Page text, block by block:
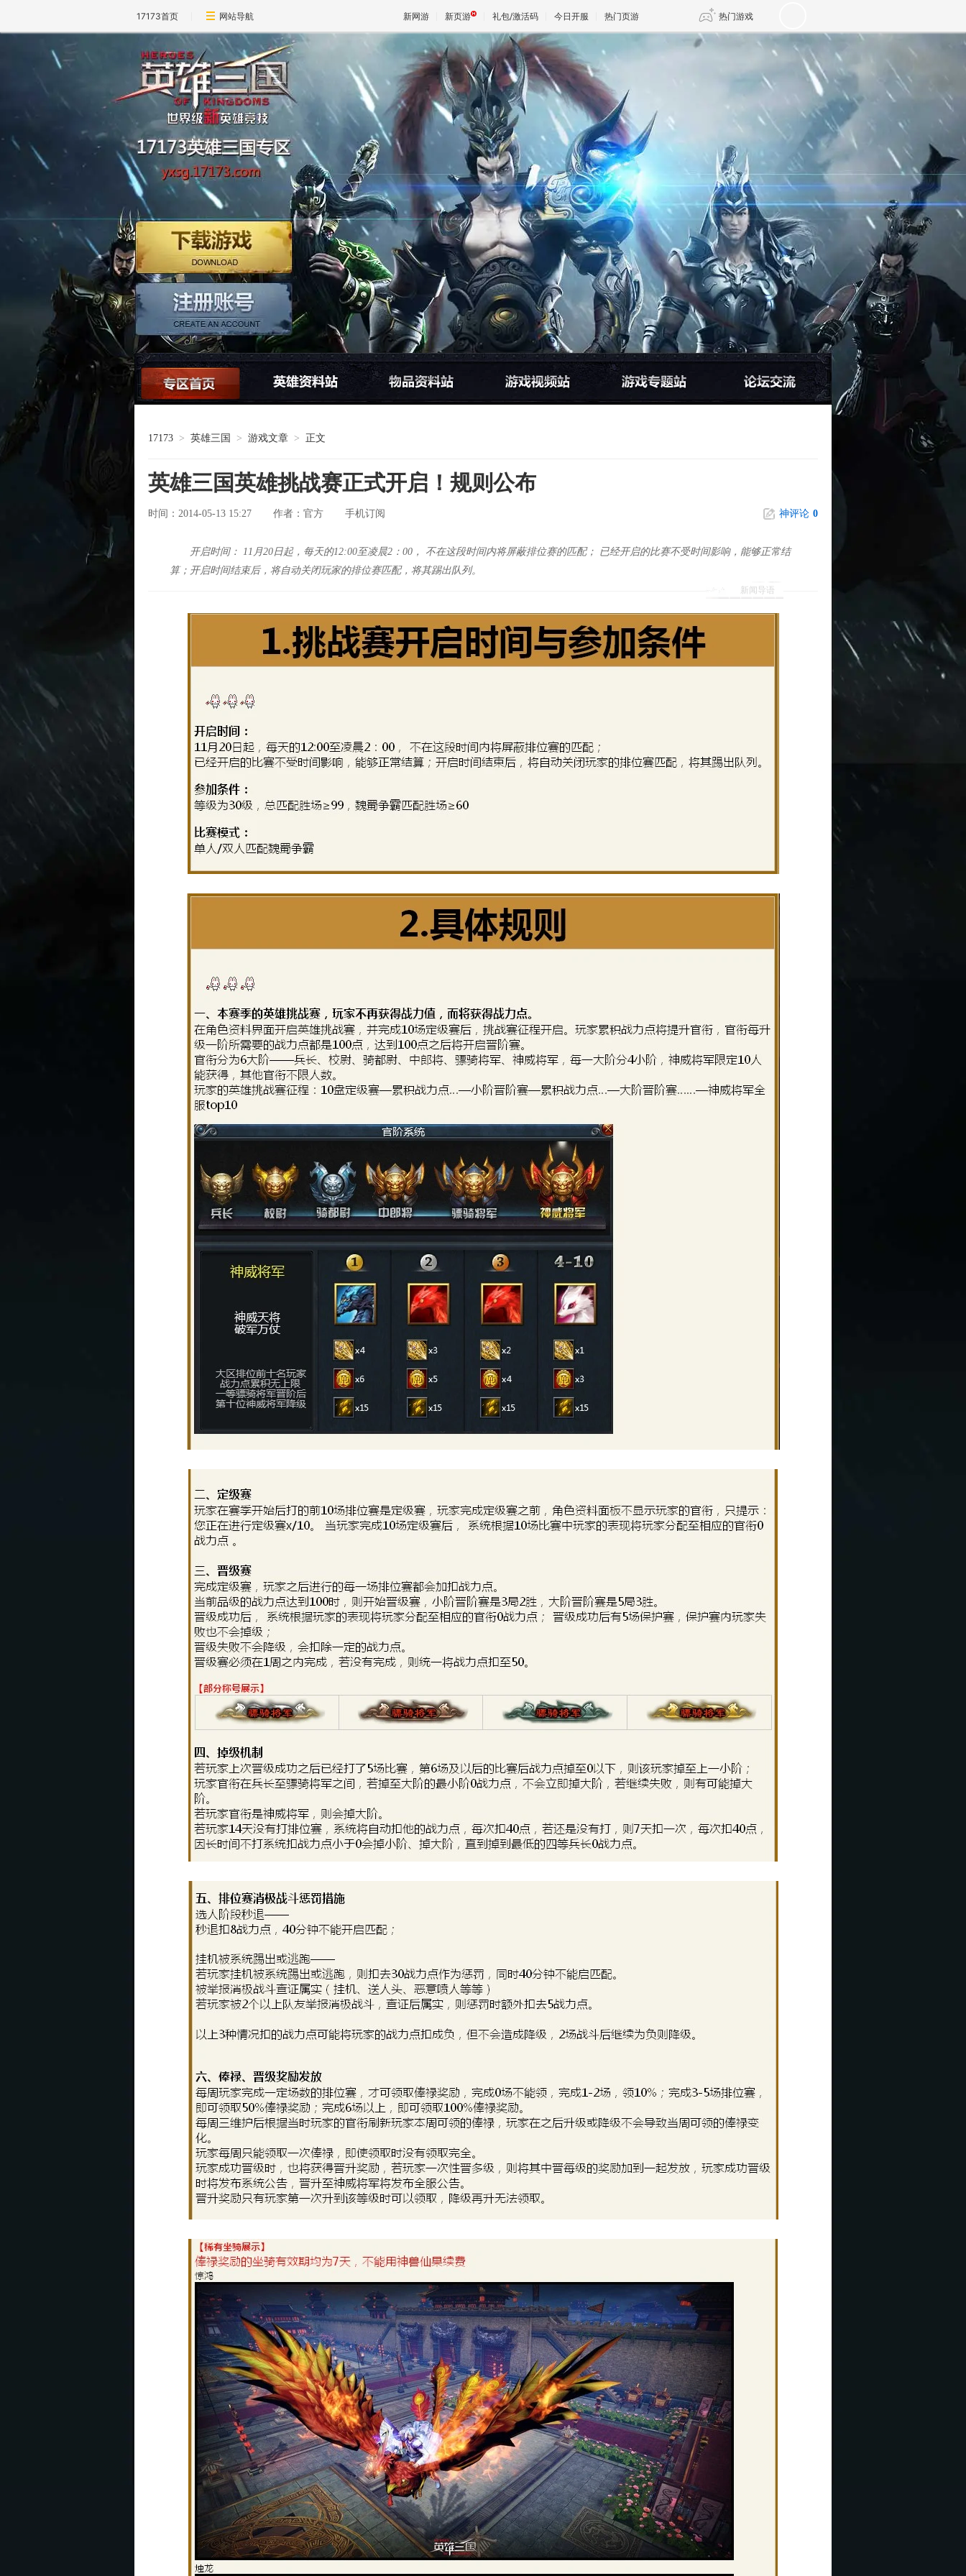
17173首页 网站导航 新网游 新页游 礼包/激活码 今日开服 热门页游 热门游戏
魔兽
天堂 剑网3旗舰版 新天龙八部
王权与自由 诛仙世界 新仙侠5
论坛交流
17173 > 英雄三国 > 游戏文章 > 正文
英雄三国英雄挑战赛正式开启！规则公布
时间：2014-05-13 15:27 作者： 官方 手机订阅 神评论 0
新闻导语
开启时间： 11月20日起，每天的12:00至凌晨2：00， 不在这段时间内将屏蔽排位赛的匹配； 已经开启的比赛不受时间影响，能够正常结
算；开启时间结束后，将自动关闭玩家的排位赛匹配，将其踢出队列。